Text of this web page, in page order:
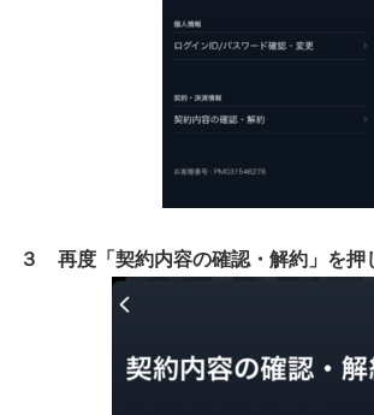
３ 再度「契約内容の確認・解約」を押